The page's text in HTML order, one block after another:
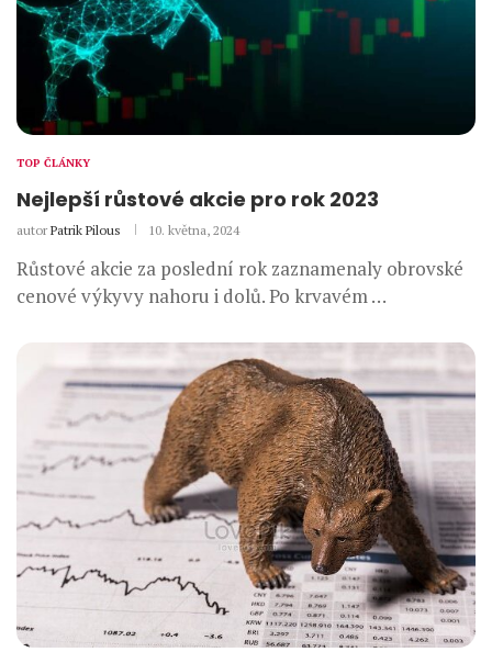
TOP ČLÁNKY
Nejlepší růstové akcie pro rok 2023
autor Patrik Pilous 10. května, 2024
Růstové akcie za poslední rok zaznamenaly obrovské
cenové výkyvy nahoru i dolů. Po krvavém …